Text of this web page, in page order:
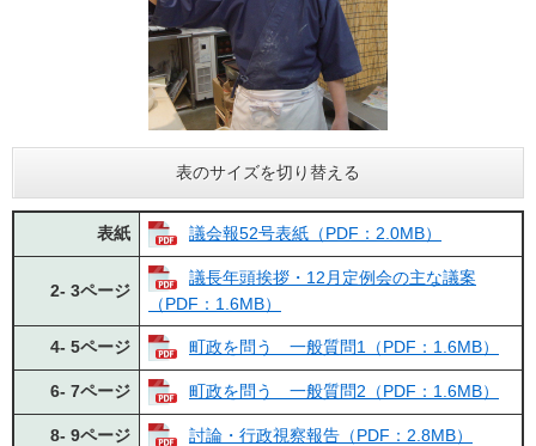
表のサイズを切り替える
表紙 議会報52号表紙（PDF：2.0MB）
2- 3ページ
議長年頭挨拶・12月定例会の主な議案
（PDF：1.6MB）
4- 5ページ 町政を問う 一般質問1（PDF：1.6MB）
6- 7ページ 町政を問う 一般質問2（PDF：1.6MB）
8- 9ページ 討論・行政視察報告（PDF：2.8MB）